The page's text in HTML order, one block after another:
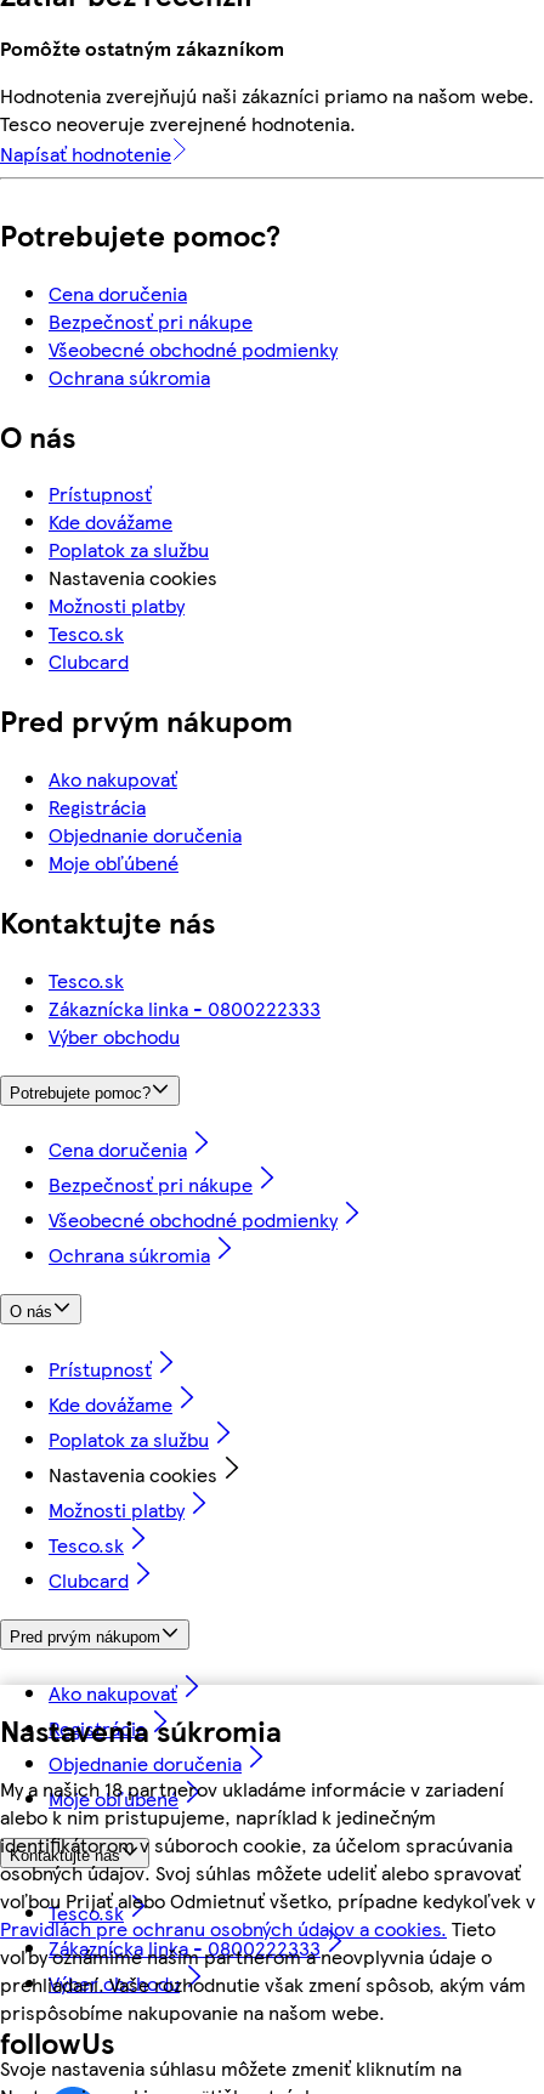
Nastavenia súkromia
My a našich 18 partnerov ukladáme informácie v zariadení
alebo k nim pristupujeme, napríklad k jedinečným
identifikátorom v súboroch cookie, za účelom spracúvania
osobných údajov. Svoj súhlas môžete udeliť alebo spravovať
voľbou Prijať alebo Odmietnuť všetko, prípadne kedykoľvek v
Pravidlách pre ochranu osobných údajov a cookies. Tieto
voľby oznámime našim partnerom a neovplyvnia údaje o
prehliadaní. Vaše rozhodnutie však zmení spôsob, akým vám
prispôsobíme nakupovanie na našom webe.
Svoje nastavenia súhlasu môžete zmeniť kliknutím na
Pomôžte ostatným zákazníkom
Hodnotenia zverejňujú naši zákazníci priamo na našom webe.
Tesco neoveruje zverejnené hodnotenia.
Napísať hodnotenie
Potrebujete pomoc?
Cena doručenia
Bezpečnosť pri nákupe
Všeobecné obchodné podmienky
Ochrana súkromia
O nás
Prístupnosť
Kde dovážame
Poplatok za službu
Nastavenia cookies
Možnosti platby
Tesco.sk
Clubcard
Pred prvým nákupom
Ako nakupovať
Registrácia
Objednanie doručenia
Moje obľúbené
Kontaktujte nás
Tesco.sk
Zákaznícka linka - 0800222333
Výber obchodu
Potrebujete pomoc?
Cena doručenia
Bezpečnosť pri nákupe
Všeobecné obchodné podmienky
Ochrana súkromia
O nás
Prístupnosť
Kde dovážame
Poplatok za službu
Nastavenia cookies
Možnosti platby
Tesco.sk
Clubcard
Pred prvým nákupom
Ako nakupovať
Registrácia
Objednanie doručenia
Moje obľúbené
Kontaktujte nás
Tesco.sk
Zákaznícka linka - 0800222333
Výber obchodu
followUs